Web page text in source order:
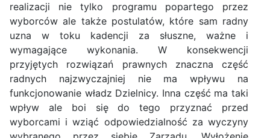
realizacji nie tylko programu popartego przez
wyborców ale także postulatów, które sam radny
uzna w toku kadencji za słuszne, ważne i
wymagające wykonania. W konsekwencji
przyjętych rozwiązań prawnych znaczna część
radnych najzwyczajniej nie ma wpływu na
funkcjonowanie władz Dzielnicy. Inna część ma taki
wpływ ale boi się do tego przyznać przed
wyborcami i wziąć odpowiedzialność za wyczyny